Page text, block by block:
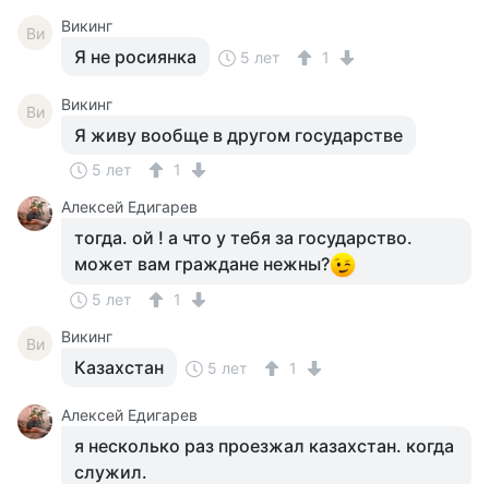
Ви Викинг
Я не росиянка 5 лет 1
Ви Викинг
Я живу вообще в другом государстве
5 лет
1
Алексей Едигарев
тогда. ой ! а что у тебя за государство.
может вам граждане нежны?
5 лет 1
Ви Викинг
Казахстан 5 лет 1
Алексей Едигарев
я несколько раз проезжал казахстан. когда
служил.